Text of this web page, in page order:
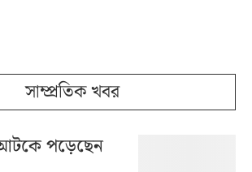
সাম্প্রতিক খবর
পড়েছেন